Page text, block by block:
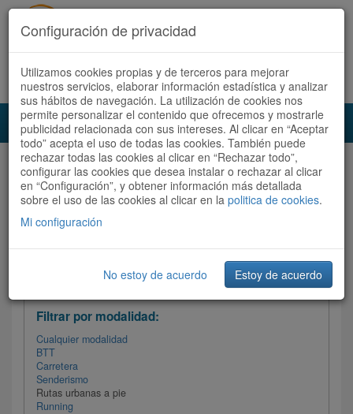
Acceder Registrate ahora Español | Català
Audioruta Todas las rutas
Todas las rutas Ordenar por:Más recientes
Filtrar las rutas
Filtrar por modalidad:
Cualquier modalidad
BTT
Carretera
Senderismo
Rutas urbanas a pie
Running
Configuración de privacidad
Utilizamos cookies propias y de terceros para mejorar
nuestros servicios, elaborar información estadística y analizar
sus hábitos de navegación. La utilización de cookies nos
permite personalizar el contenido que ofrecemos y mostrarle
publicidad relacionada con sus intereses. Al clicar en “Aceptar
todo” acepta el uso de todas las cookies. También puede
rechazar todas las cookies al clicar en “Rechazar todo”,
configurar las cookies que desea instalar o rechazar al clicar
en “Configuración”, y obtener información más detallada
sobre el uso de las cookies al clicar en la politica de cookies.
Mi configuración
No estoy de acuerdo Estoy de acuerdo